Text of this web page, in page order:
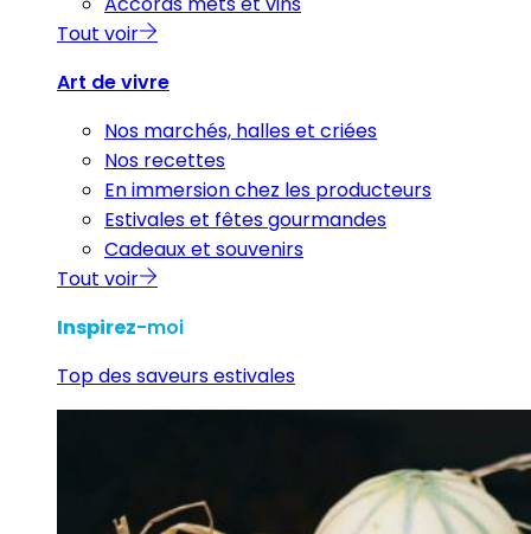
Tout voir
Art de vivre
Nos marchés, halles et criées
Nos recettes
En immersion chez les producteurs
Estivales et fêtes gourmandes
Cadeaux et souvenirs
Tout voir
Inspirez-moi
Top des saveurs estivales